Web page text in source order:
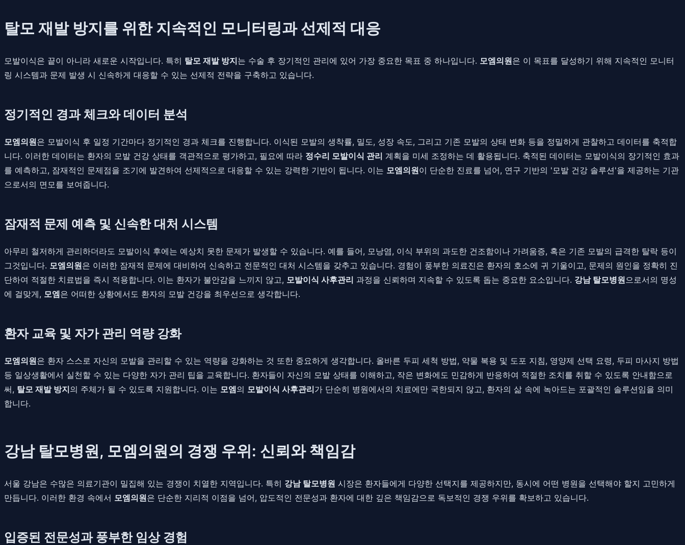
탈모 재발 방지를 위한 지속적인 모니터링과 선제적 대응
모발이식은 끝이 아니라 새로운 시작입니다. 특히 탈모 재발 방지는 수술 후 장기적인 관리에 있어 가장 중요한 목표 중 하나입니다. 모엠의원은 이 목표를 달성하기 위해 지속적인 모니터
링 시스템과 문제 발생 시 신속하게 대응할 수 있는 선제적 전략을 구축하고 있습니다.
정기적인 경과 체크와 데이터 분석
모엠의원은 모발이식 후 일정 기간마다 정기적인 경과 체크를 진행합니다. 이식된 모발의 생착률, 밀도, 성장 속도, 그리고 기존 모발의 상태 변화 등을 정밀하게 관찰하고 데이터를 축적합
니다. 이러한 데이터는 환자의 모발 건강 상태를 객관적으로 평가하고, 필요에 따라 정수리 모발이식 관리 계획을 미세 조정하는 데 활용됩니다. 축적된 데이터는 모발이식의 장기적인 효과
를 예측하고, 잠재적인 문제점을 조기에 발견하여 선제적으로 대응할 수 있는 강력한 기반이 됩니다. 이는 모엠의원이 단순한 진료를 넘어, 연구 기반의 '모발 건강 솔루션'을 제공하는 기관
으로서의 면모를 보여줍니다.
잠재적 문제 예측 및 신속한 대처 시스템
아무리 철저하게 관리하더라도 모발이식 후에는 예상치 못한 문제가 발생할 수 있습니다. 예를 들어, 모낭염, 이식 부위의 과도한 건조함이나 가려움증, 혹은 기존 모발의 급격한 탈락 등이
그것입니다. 모엠의원은 이러한 잠재적 문제에 대비하여 신속하고 전문적인 대처 시스템을 갖추고 있습니다. 경험이 풍부한 의료진은 환자의 호소에 귀 기울이고, 문제의 원인을 정확히 진
단하여 적절한 치료법을 즉시 적용합니다. 이는 환자가 불안감을 느끼지 않고, 모발이식 사후관리 과정을 신뢰하며 지속할 수 있도록 돕는 중요한 요소입니다. 강남 탈모병원으로서의 명성
에 걸맞게, 모엠은 어떠한 상황에서도 환자의 모발 건강을 최우선으로 생각합니다.
환자 교육 및 자가 관리 역량 강화
모엠의원은 환자 스스로 자신의 모발을 관리할 수 있는 역량을 강화하는 것 또한 중요하게 생각합니다. 올바른 두피 세척 방법, 약물 복용 및 도포 지침, 영양제 선택 요령, 두피 마사지 방법
등 일상생활에서 실천할 수 있는 다양한 자가 관리 팁을 교육합니다. 환자들이 자신의 모발 상태를 이해하고, 작은 변화에도 민감하게 반응하여 적절한 조치를 취할 수 있도록 안내함으로
써, 탈모 재발 방지의 주체가 될 수 있도록 지원합니다. 이는 모엠의 모발이식 사후관리가 단순히 병원에서의 치료에만 국한되지 않고, 환자의 삶 속에 녹아드는 포괄적인 솔루션임을 의미
합니다.
강남 탈모병원, 모엠의원의 경쟁 우위: 신뢰와 책임감
서울 강남은 수많은 의료기관이 밀집해 있는 경쟁이 치열한 지역입니다. 특히 강남 탈모병원 시장은 환자들에게 다양한 선택지를 제공하지만, 동시에 어떤 병원을 선택해야 할지 고민하게
만듭니다. 이러한 환경 속에서 모엠의원은 단순한 지리적 이점을 넘어, 압도적인 전문성과 환자에 대한 깊은 책임감으로 독보적인 경쟁 우위를 확보하고 있습니다.
입증된 전문성과 풍부한 임상 경험